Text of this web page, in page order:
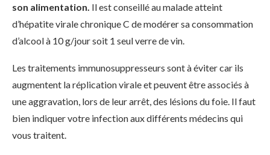
son alimentation. Il est conseillé au malade atteint
d’hépatite virale chronique C de modérer sa consommation
d’alcool à 10 g/jour soit 1 seul verre de vin.
Les traitements immunosuppresseurs sont à éviter car ils
augmentent la réplication virale et peuvent être associés à
une aggravation, lors de leur arrêt, des lésions du foie. Il faut
bien indiquer votre infection aux différents médecins qui
vous traitent.